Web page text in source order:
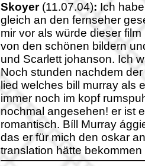
Skoyer(11.07.04): Ich
gleich an den fernseher
mir vor als würde dieser
von den schönen bildern
und Scarlett johanson. Ich
Noch stunden nachdem
lied welches bill murray als
immer noch im kopf
nochmal angesehen! er ist
romantisch. Bíll Murray
das er für mich den oskar
translation hätte bekommen